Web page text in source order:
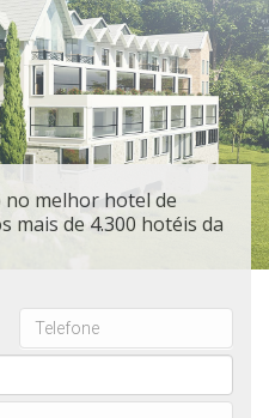
melhor hotel de
mais de 4.300 hotéis da